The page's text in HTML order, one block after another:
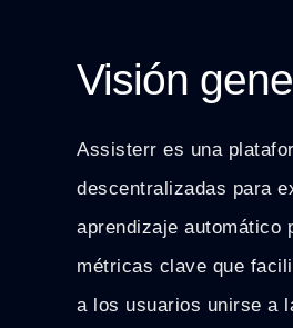
Visión
Assisterr es una
descentralizadas para
aprendizaje automático
métricas clave que
a los usuarios unirse a